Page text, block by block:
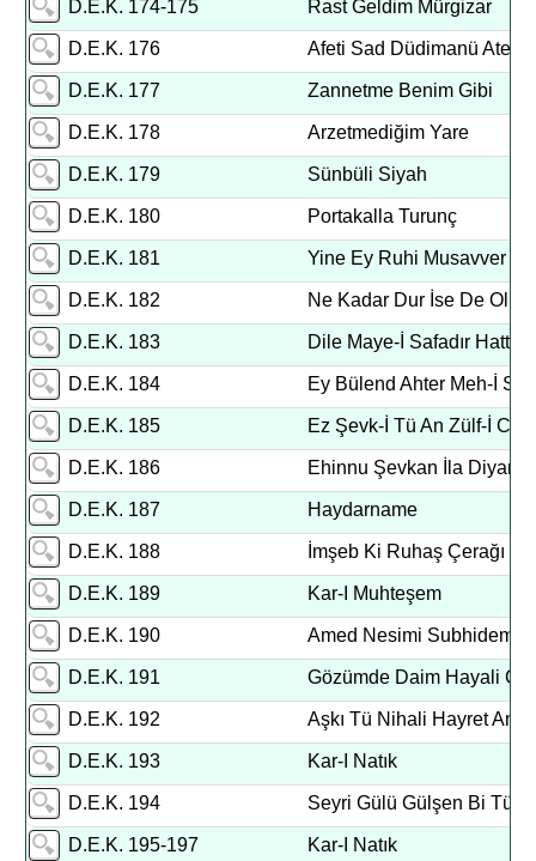
D.E.K. 174-175 Rast Geldim Mürgizar
D.E.K. 176 Afeti Sad Düdimanü Ateşi
D.E.K. 177 Zannetme Benim Gibi
D.E.K. 178 Arzetmediğim Yare
D.E.K. 179 Sünbüli Siyah
D.E.K. 180 Portakalla Turunç
D.E.K. 181 Yine Ey Ruhi Musavver
D.E.K. 182 Ne Kadar Dur İse De Ol
D.E.K. 183 Dile Maye-İ Safadır Hatt-I
D.E.K. 184 Ey Bülend Ahter Meh-İ
D.E.K. 185 Ez Şevk-İ Tü An Zülf-İ
D.E.K. 186 Ehinnu Şevkan İla Diyari
D.E.K. 187 Haydarname
D.E.K. 188 İmşeb Ki Ruhaş Çerağı
D.E.K. 189 Kar-I Muhteşem
D.E.K. 190 Amed Nesimi Subhidem
D.E.K. 191 Gözümde Daim Hayali
D.E.K. 192 Aşkı Tü Nihali Hayret
D.E.K. 193 Kar-I Natık
D.E.K. 194 Seyri Gülü Gülşen Bi Tü
D.E.K. 195-197 Kar-I Natık